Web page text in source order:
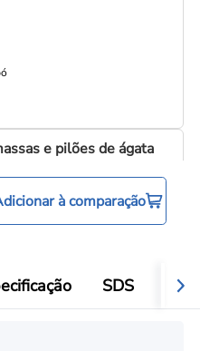
e pilões de ágata
à comparação
SDS